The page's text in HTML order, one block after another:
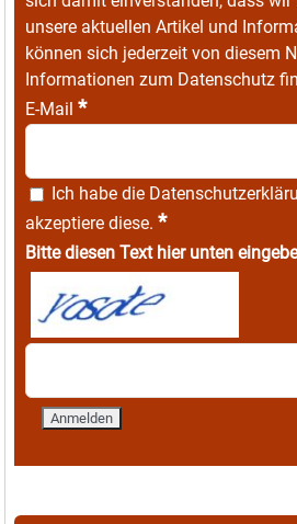
unsere aktuellen Artikel und
können sich jederzeit von diesem
Informationen zum Datenschutz
E-Mail *
Ich habe die
akzeptiere diese. *
Bitte diesen Text hier unten